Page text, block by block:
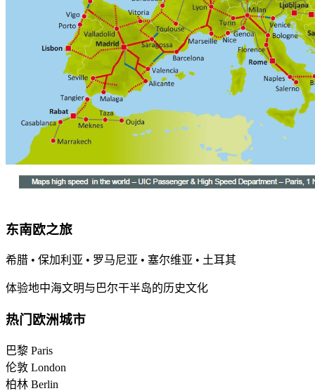
东南欧之旅
希腊 • 保加利亚 • 罗马尼亚 • 塞尔维亚 • 土耳其
体验地中海文明与巴尔干半岛的历史文化
热门欧洲城市
巴黎 Paris
伦敦 London
柏林 Berlin